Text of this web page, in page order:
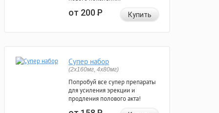
от 200Р Купить
Супер набор
(2х160мг, 4х80мг)
Попробуй все супер препараты
для усиления эрекции и
продления полового акта!